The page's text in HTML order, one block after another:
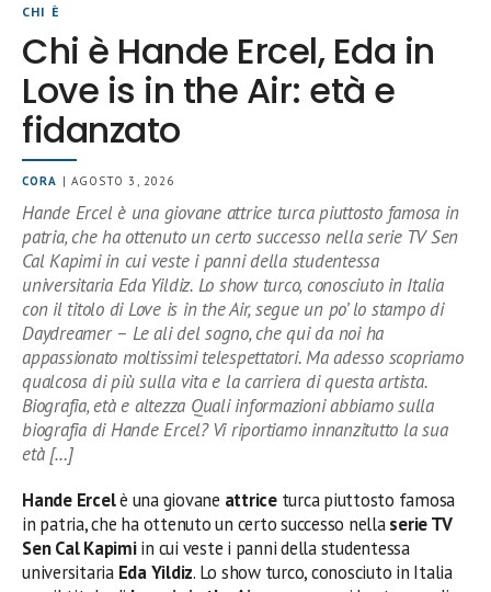
CHI È
Chi è Hande Ercel, Eda in
Love is in the Air: età e
fidanzato
CORA | AGOSTO 3, 2026
Hande Ercel è una giovane attrice turca piuttosto famosa in
patria, che ha ottenuto un certo successo nella serie TV Sen
Cal Kapimi in cui veste i panni della studentessa
universitaria Eda Yildiz. Lo show turco, conosciuto in Italia
con il titolo di Love is in the Air, segue un po’ lo stampo di
Daydreamer – Le ali del sogno, che qui da noi ha
appassionato moltissimi telespettatori. Ma adesso scopriamo
qualcosa di più sulla vita e la carriera di questa artista.
Biografia, età e altezza Quali informazioni abbiamo sulla
biografia di Hande Ercel? Vi riportiamo innanzitutto la sua
età […]
Hande Ercelè una giovane attriceturca piuttosto famosa
in patria, che ha ottenuto un certo successo nellaserie TV
Sen Cal Kapimiin cui veste i panni della studentessa
universitaria Eda Yildiz. Lo show turco, conosciuto in Italia